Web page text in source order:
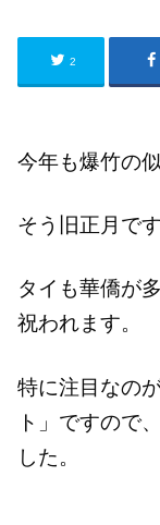
2
今年も爆竹の
そう旧正月です
タイも華僑が
祝われます。
特に注目なの
ト」ですので
した。